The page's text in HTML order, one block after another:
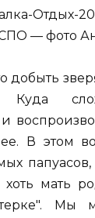
Отдых-
— фото
добыть
и
ее. В этом
хоть мать
Мы